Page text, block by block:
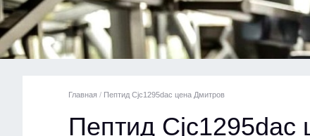
Главная / Пептид Cjc1295dac цена Дмитров
Пептид Cjc1295dac